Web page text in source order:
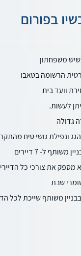
בפורום
משפחתון
הרשומה בטאבו
וועד בית
לעשות.
גדולה
ונפילת גושי טיח
ל- 7 דיירים
מספק את צורכי כל
שבת
משותף שייכת לכל